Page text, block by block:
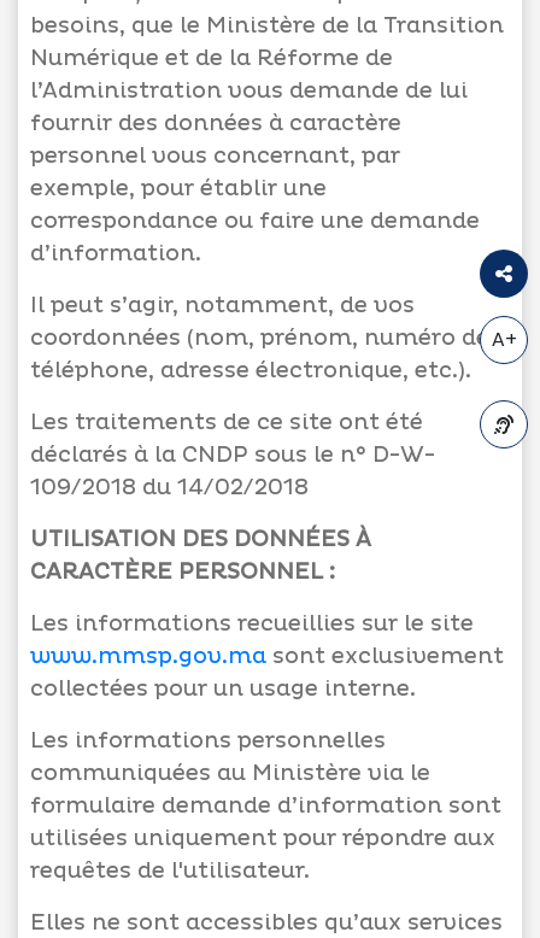
besoins, que le Ministère de la Transition
Numérique et de la Réforme de
l’Administration vous demande de lui
fournir des données à caractère
personnel vous concernant, par
exemple, pour établir une
correspondance ou faire une demande
d’information.
Il peut s’agir, notamment, de vos
coordonnées (nom, prénom, numéro de
téléphone, adresse électronique, etc.).
Les traitements de ce site ont été
déclarés à la CNDP sous le n° D-W-
109/2018 du 14/02/2018
UTILISATION DES DONNÉES À
CARACTÈRE PERSONNEL :
Les informations recueillies sur le site
www.mmsp.gov.ma sont exclusivement
collectées pour un usage interne.
Les informations personnelles
communiquées au Ministère via le
formulaire demande d’information sont
utilisées uniquement pour répondre aux
requêtes de l'utilisateur.
Elles ne sont accessibles qu’aux services
A+